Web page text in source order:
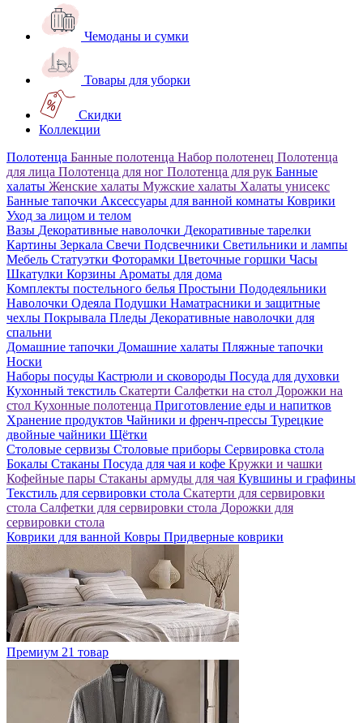
Чемоданы и сумки
Товары для уборки
Скидки
Коллекции
Полотенца Банные полотенца Набор полотенец Полотенца
для лица Полотенца для ног Полотенца для рук Банные
халаты Женские халаты Мужские халаты Халаты унисекс
Банные тапочки Аксессуары для ванной комнаты Коврики
Уход за лицом и телом
Вазы Декоративные наволочки Декоративные тарелки
Картины Зеркала Свечи Подсвечники Светильники и лампы
Мебель Статуэтки Фоторамки Цветочные горшки Часы
Шкатулки Корзины Ароматы для дома
Комплекты постельного белья Простыни Пододеяльники
Наволочки Одеяла Подушки Наматрасники и защитные
чехлы Покрывала Пледы Декоративные наволочки для
спальни
Домашние тапочки Домашние халаты Пляжные тапочки
Носки
Наборы посуды Кастрюли и сковороды Посуда для духовки
Кухонный текстиль Скатерти Салфетки на стол Дорожки на
стол Кухонные полотенца Приготовление еды и напитков
Хранение продуктов Чайники и френч-прессы Турецкие
двойные чайники Щётки
Столовые сервизы Столовые приборы Сервировка стола
Бокалы Стаканы Посуда для чая и кофе Кружки и чашки
Кофейные пары Стаканы армуды для чая Кувшины и графины
Текстиль для сервировки стола Скатерти для сервировки
стола Салфетки для сервировки стола Дорожки для
сервировки стола
Коврики для ванной Ковры Придверные коврики
Премиум 21 товар